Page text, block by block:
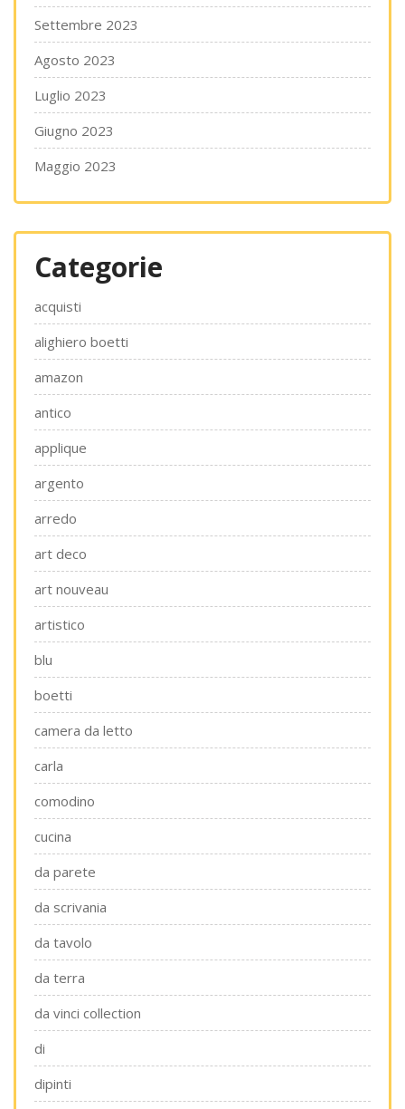
Settembre 2023
Agosto 2023
Luglio 2023
Giugno 2023
Maggio 2023
Categorie
acquisti
alighiero boetti
amazon
antico
applique
argento
arredo
art deco
art nouveau
artistico
blu
boetti
camera da letto
carla
comodino
cucina
da parete
da scrivania
da tavolo
da terra
da vinci collection
di
dipinti